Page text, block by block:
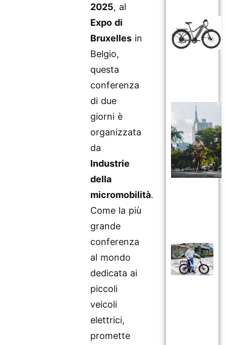
2025, al
Expo di
Bruxelles in
Belgio,
questa
conferenza
di due
giorni è
organizzata
da
Industrie
della
micromobilità.
Come la più
grande
conferenza
al mondo
dedicata ai
piccoli
veicoli
elettrici,
promette